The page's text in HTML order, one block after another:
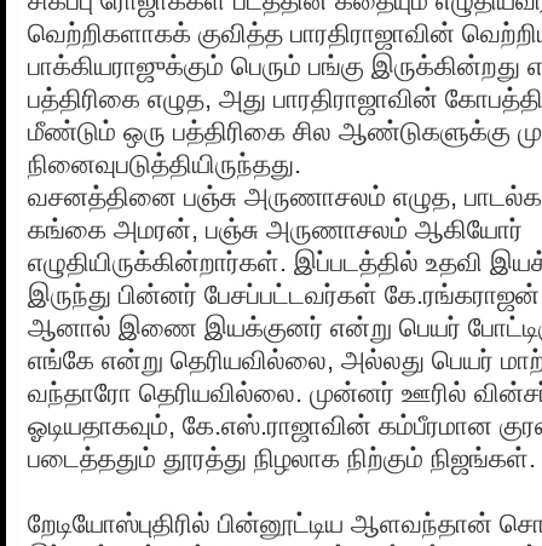
வெற்றிகளாகக் குவித்த பாரதிராஜாவின்
பாக்கியராஜுக்கும் பெரும் பங்கு
பத்திரிகை எழுத, அது பாரதிராஜாவின்
மீண்டும் ஒரு பத்திரிகை சில ஆண்டுகளுக்கு
நினைவுபடுத்தியிருந்தது.
வசனத்தினை பஞ்சு அருணாசலம் எழுத,
கங்கை அமரன், பஞ்சு அருணாசலம் ஆகியோர்
எழுதியிருக்கின்றார்கள். இப்படத்தில் உதவி
இருந்து பின்னர் பேசப்பட்டவர்கள்
ஆனால் இணை இயக்குனர் என்று பெயர்
எங்கே என்று தெரியவில்லை, அல்லது பெயர்
வந்தாரோ தெரியவில்லை. முன்னர் ஊரில்
ஓடியதாகவும், கே.எஸ்.ராஜாவின் கம்பீரமான
படைத்ததும் தூரத்து நிழலாக நிற்கும் நிஜங்கள்.
றேடியோஸ்புதிரில் பின்னூட்டிய ஆளவந்தான்